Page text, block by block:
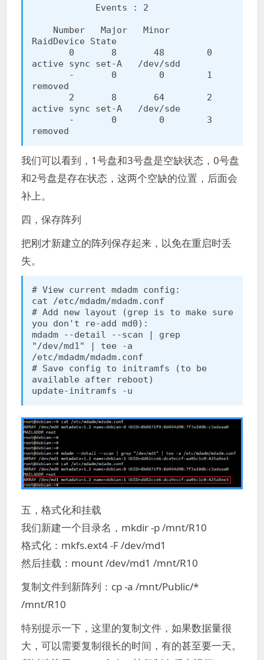
RaidDevice State
active sync set-A   /dev/sdd
removed
active sync set-A   /dev/sde
removed
我们可以看到，1号盘和3号盘是空缺状态，0号盘
和2号盘是存在状态，这两个空缺的位置，后面会
补上。
四，保存阵列
把刚才新建立的阵列保存起来，以免在重启时丢
失。
# View current mdadm config:
cat /etc/mdadm/mdadm.conf
# Add new layout (grep is to make sure
you don't re-add md0):
mdadm --detail --scan | grep
"/dev/md1" | tee -a
/etc/mdadm/mdadm.conf
# Save config to initramfs (to be
available after reboot)
update-initramfs -u
五，格式化和挂载
我们新建一个目录名，mkdir -p /mnt/R10
格式化：mkfs.ext4 -F /dev/md1
然后挂载：mount /dev/md1 /mnt/R10
复制文件到新阵列：cp -a /mnt/Public/*
/mnt/R10
特别提示一下，这里的复制文件，如果数据量很
大，可以需要复制很长的时间，有的甚至要一天。